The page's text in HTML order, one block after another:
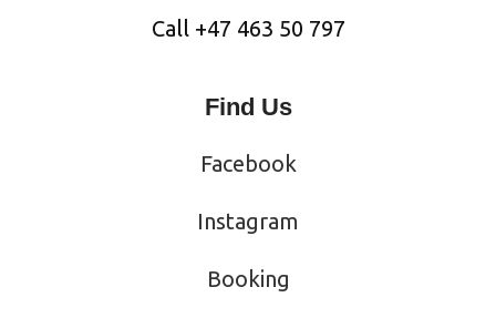
Call +47 463 50 797
Find Us
Facebook
Instagram
Booking